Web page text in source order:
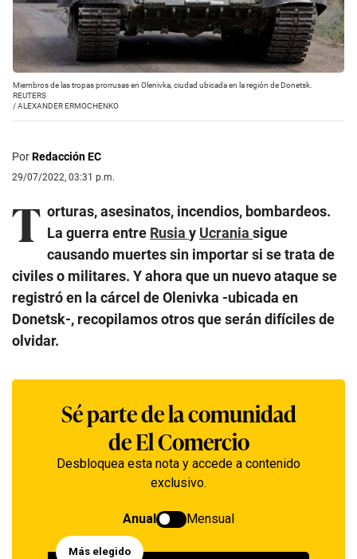
Miembros de las tropas prorrusas en Olenivka, ciudad ubicada en la región de Donetsk.
REUTERS
/ALEXANDER ERMOCHENKO
PorRedacción EC
29/07/2022, 03:31 p.m.
T orturas, asesinatos, incendios, bombardeos.
La guerra entre Rusia y Ucrania sigue
causando muertes sin importar si se trata de
civiles o militares. Y ahora que un nuevo ataque se
registró en la cárcel de Olenivka -ubicada en
Donetsk-, recopilamos otros que serán difíciles de
olvidar.